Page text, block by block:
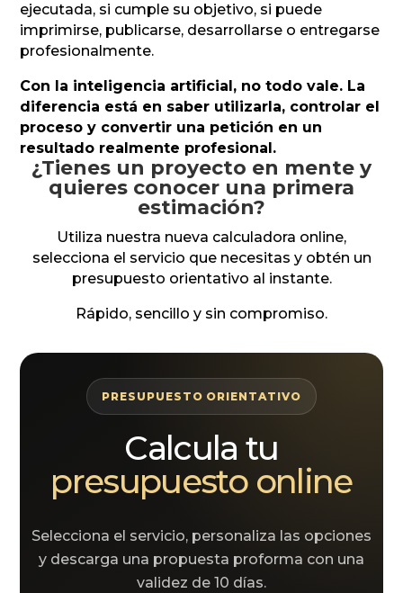
ejecutada, si cumple su objetivo, si puede
imprimirse, publicarse, desarrollarse o entregarse
profesionalmente.
Con la inteligencia artificial, no todo vale. La
diferencia está en saber utilizarla, controlar el
proceso y convertir una petición en un
resultado realmente profesional.
¿Tienes un proyecto en mente y
quieres conocer una primera
estimación?
Utiliza nuestra nueva calculadora online,
selecciona el servicio que necesitas y obtén un
presupuesto orientativo al instante.
Rápido, sencillo y sin compromiso.
PRESUPUESTO ORIENTATIVO
Calcula tu
presupuesto online
Selecciona el servicio, personaliza las opciones
y descarga una propuesta proforma con una
validez de 10 días.